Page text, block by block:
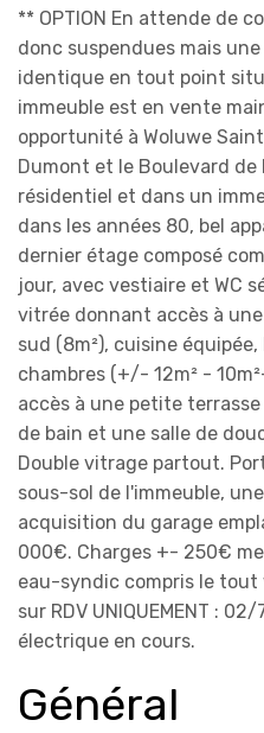
** OPTION En attende de
donc suspendues mais
identique en tout point
immeuble est en vente
opportunité à Woluwe
Dumont et le Boulevard
résidentiel et dans un
dans les années 80, bel
dernier étage composé
jour, avec vestiaire et WC
vitrée donnant accès à
sud (8m²), cuisine
chambres (+/- 12m² -
accès à une petite
de bain et une salle de
Double vitrage partout.
sous-sol de l'immeuble,
acquisition du garage
000€. Charges +- 250€
eau-syndic compris le tout
sur RDV UNIQUEMENT :
électrique en cours.
Général